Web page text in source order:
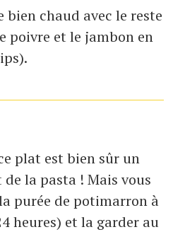
bien chaud avec le reste
poivre et le jambon en
plat est bien sûr un
la pasta ! Mais vous
purée de potimarron à
heures) et la garder au